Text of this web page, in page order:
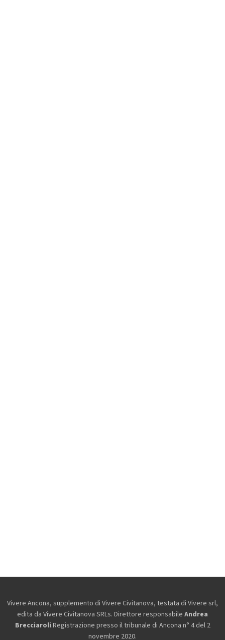
Vivere Ancona, supplemento di Vivere Civitanova, testata di Vivere srl,
edita da Vivere Civitanova SRLs. Direttore responsabile Andrea
Brecciaroli.Registrazione presso il tribunale di Ancona n° 4 del 2
novembre 2020.